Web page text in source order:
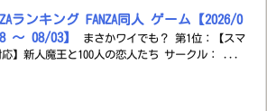
ランキング FANZA同人 ゲーム【2026/0
～ 08/03】
まさかワイでも？ 第1位：【スマ
応】新人魔王と100人の恋人たち サークル： ...